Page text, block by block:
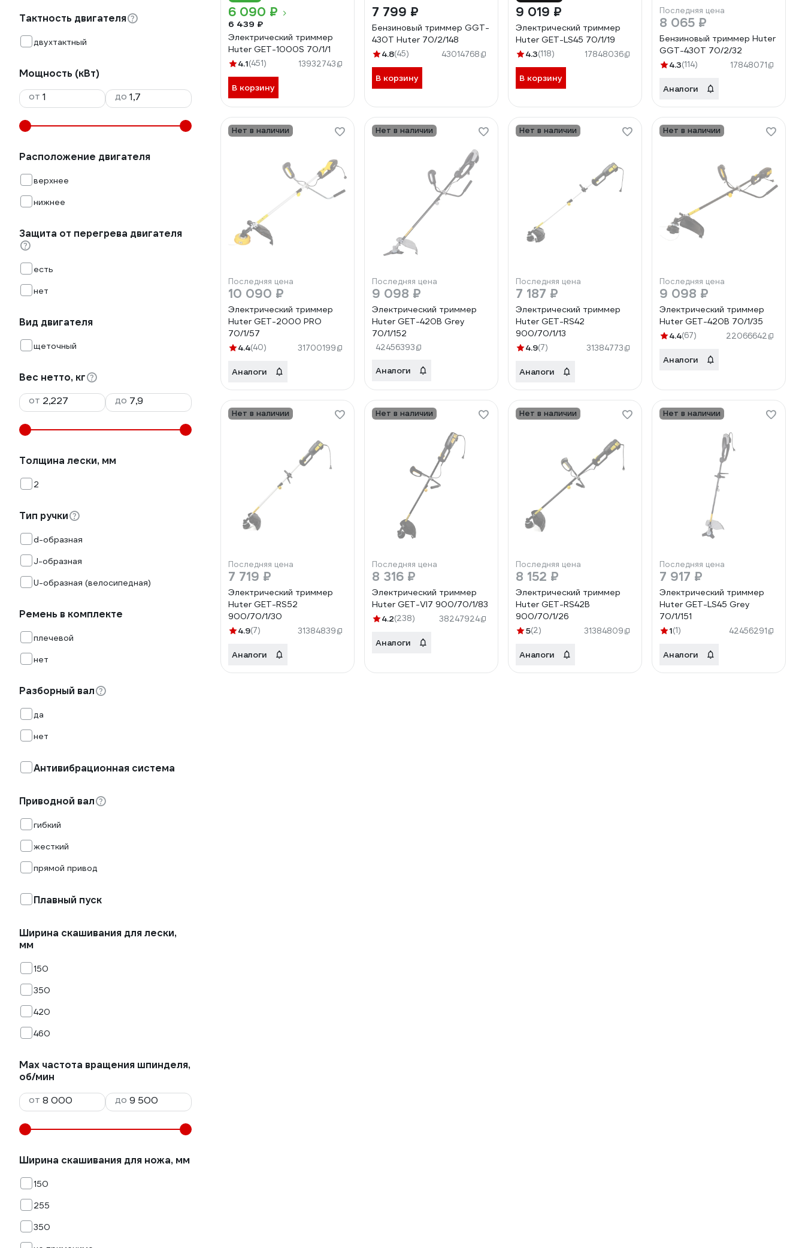
Тактность двигателя
двухтактный
Мощность (кВт)
от
до
Расположение двигателя
верхнее
нижнее
Защита от перегрева двигателя
есть
нет
Вид двигателя
щеточный
Вес нетто, кг
от
до
Толщина лески, мм
2
Тип ручки
d-образная
J-образная
U-образная (велосипедная)
Ремень в комплекте
плечевой
нет
Разборный вал
да
нет
Антивибрационная система
Приводной вал
гибкий
жесткий
прямой привод
Плавный пуск
Ширина скашивания для лески,
мм
150
350
420
460
Max частота вращения шпинделя,
об/мин
от
до
Ширина скашивания для ножа, мм
150
255
350
6 090 ₽
6 439 ₽
Электрический триммер
Huter GET-1000S 70/1/1
4.1(451) 13932743
В корзину
7 799 ₽
Бензиновый триммер GGT-
430T Huter 70/2/148
4.8(45) 43014768
В корзину
9 019 ₽
Электрический триммер
Huter GET-LS45 70/1/19
4.3(118) 17848036
В корзину
Последняя цена
8 065 ₽
Бензиновый триммер Huter
GGT-430T 70/2/32
4.3(114) 17848071
Аналоги
Нет в наличии
Последняя цена
10 090 ₽
Электрический триммер
Huter GET-2000 PRO
70/1/57
4.4(40) 31700199
Аналоги
Нет в наличии
Последняя цена
9 098 ₽
Электрический триммер
Huter GET-420B Grey
70/1/152
42456393
Аналоги
Нет в наличии
Последняя цена
7 187 ₽
Электрический триммер
Huter GET-RS42
900/70/1/13
4.9(7) 31384773
Аналоги
Нет в наличии
Последняя цена
9 098 ₽
Электрический триммер
Huter GET-420B 70/1/35
4.4(67) 22066642
Аналоги
Нет в наличии
Последняя цена
7 719 ₽
Электрический триммер
Huter GET-RS52
900/70/1/30
4.9(7) 31384839
Аналоги
Нет в наличии
Последняя цена
8 316 ₽
Электрический триммер
Huter GET-VI7 900/70/1/83
4.2(238) 38247924
Аналоги
Нет в наличии
Последняя цена
8 152 ₽
Электрический триммер
Huter GET-RS42B
900/70/1/26
5(2) 31384809
Аналоги
Нет в наличии
Последняя цена
7 917 ₽
Электрический триммер
Huter GET-LS45 Grey
70/1/151
1(1) 42456291
Аналоги